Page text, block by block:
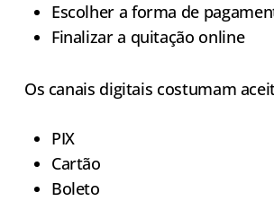
Escolher a forma de
Finalizar a quitação online
Os canais digitais costumam
PIX
Cartão
Boleto